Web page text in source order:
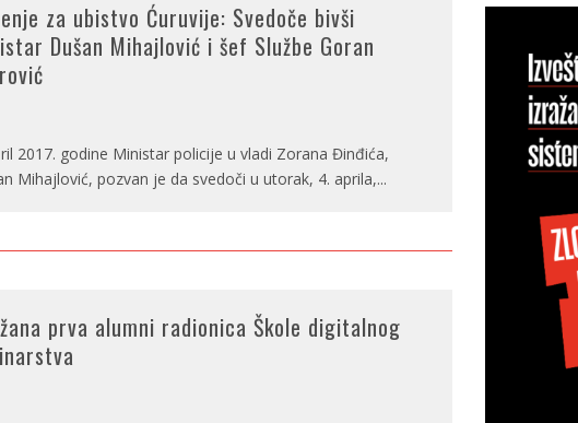
za ubistvo Ćuruvije: Svedoče bivši
Dušan Mihajlović i šef Službe Goran
2017. godine Ministar policije u vladi Zorana Đinđića,
Mihajlović, pozvan je da svedoči u utorak, 4. aprila,...
prva alumni radionica Škole digitalnog